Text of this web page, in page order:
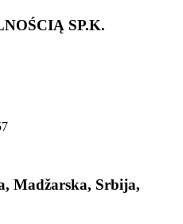
SP.K.
Madžarska, Srbija,